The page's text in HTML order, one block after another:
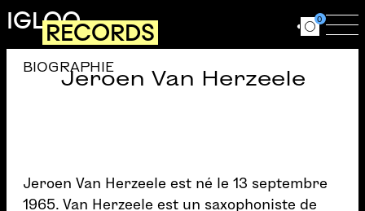
Aller au contenu principal
IGLOORECORDS Ouvrir le
0
Jeroen Van Herzeele
BIOGRAPHIE
Jeroen Van Herzeele est né le 13 septembre
1965. Van Herzeele est un saxophoniste de